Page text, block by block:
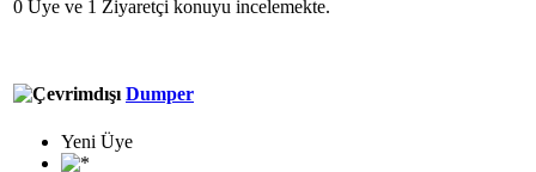
0 Üye ve 1 Ziyaretçi konuyu incelemekte.
Dumper
Yeni Üye